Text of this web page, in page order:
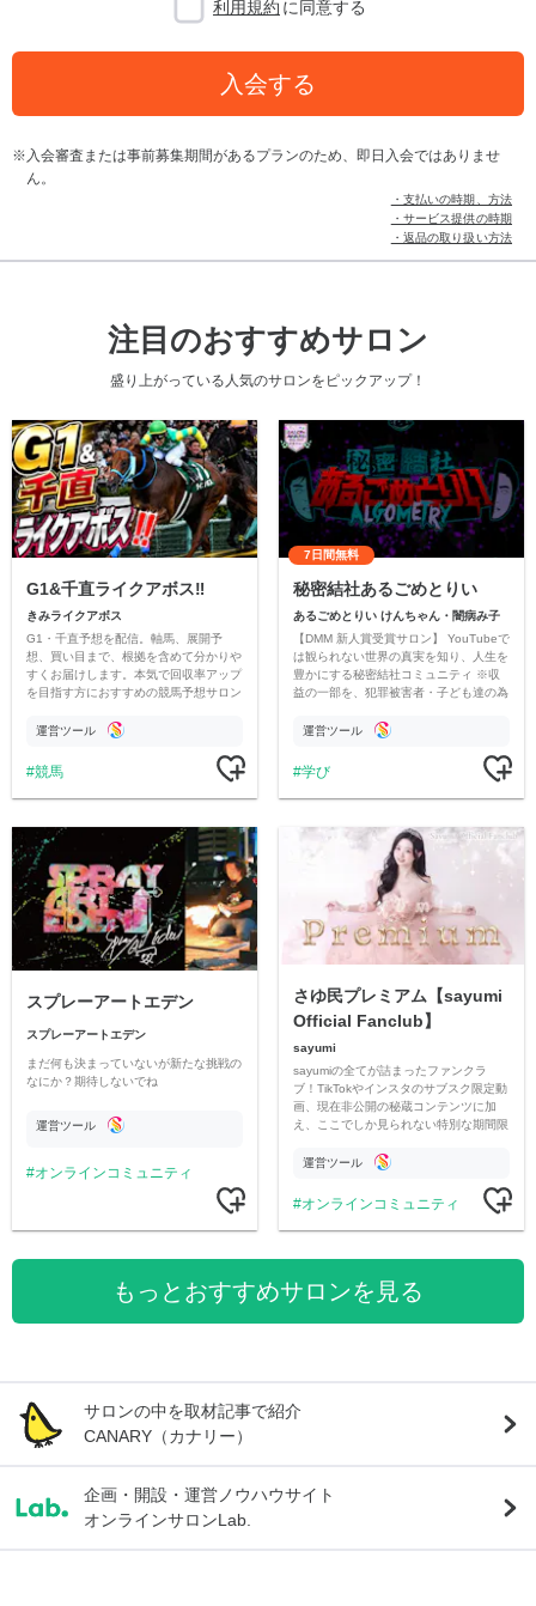
利用規約 に同意する
入会する
入会審査または事前募集期間があるプランのため、即日入会ではありませ
ん。
・支払いの時期、方法
・サービス提供の時期
・返品の取り扱い方法
注目のおすすめサロン
盛り上がっている人気のサロンをピックアップ！
G1&千直ライクアボス‼️
きみライクアボス
G1・千直予想を配信。軸馬、展開予
想、買い目まで、根拠を含めて分かりや
すくお届けします。本気で回収率アップ
を目指す方におすすめの競馬予想サロン
運営ツール
競馬
7日間無料
秘密結社あるごめとりい
あるごめとりい けんちゃん・闇病み子
【DMM 新人賞受賞サロン】 YouTubeで
は観られない世界の真実を知り、人生を
豊かにする秘密結社コミュニティ ※収
益の一部を、犯罪被害者・子ども達の為
す運営ツール
学び
スプレーアートエデン
スプレーアートエデン
まだ何も決まっていないが新たな挑戦の
なにか？期待しないでね
運営ツール
オンラインコミュニティ
さゆ民プレミアム【sayumi
Official Fanclub】
sayumi
sayumiの全てが詰まったファンクラ
ブ！TikTokやインスタのサブスク限定動
画、現在非公開の秘蔵コンテンツに加
え、ここでしか見られない特別な期間限
運営ツール
オンラインコミュニティ
もっとおすすめサロンを見る
サロンの中を取材記事で紹介
CANARY（カナリー）
企画・開設・運営ノウハウサイト
オンラインサロンLab.